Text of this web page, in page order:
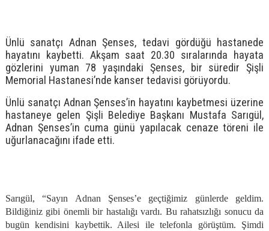
Ünlü sanatçı Adnan Şenses, tedavi gördüğü hastanede
hayatını kaybetti. Akşam saat 20.30 sıralarında hayata
gözlerini yuman 78 yaşındaki Şenses, bir süredir Şişli
Memorial Hastanesi’nde kanser tedavisi görüyordu.
Ünlü sanatçı Adnan Şenses’in hayatını kaybetmesi üzerine
hastaneye gelen Şişli Belediye Başkanı Mustafa Sarıgül,
Adnan Şenses’in cuma günü yapılacak cenaze töreni ile
uğurlanacağını ifade etti.
Sarıgül, “Sayın Adnan Şenses’e geçtiğimiz günlerde geldim.
Bildiğiniz gibi önemli bir hastalığı vardı. Bu rahatsızlığı sonucu da
bugün kendisini kaybettik. Ailesi ile telefonla görüştüm. Şimdi